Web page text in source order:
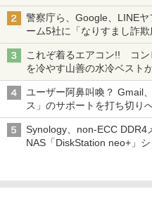
も、持ち替えずに書き込め
警察庁ら、Google、LINE
ーム5社に「なりすまし詐
真や映像を使った投資詐欺
これぞ着るエアコン!! コン
を冷やす山善の水冷ベスト
ち・ざ・ろーど！その14】
ユーザー阿鼻叫喚？ Gmail
ス」のサポートを打ち切り
Synology、non-ECC DDR4
NAS「DiskStation neo+」